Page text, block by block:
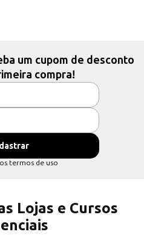
um cupom de desconto
compra!
termos de uso
Lojas e Cursos